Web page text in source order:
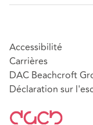
Accessibilité
Carrières
DAC Beachcroft
Déclaration sur